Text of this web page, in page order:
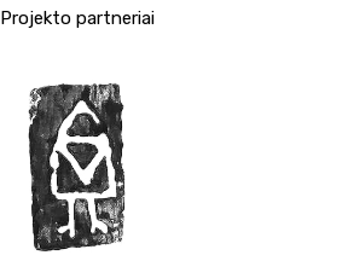
Projekto partneriai